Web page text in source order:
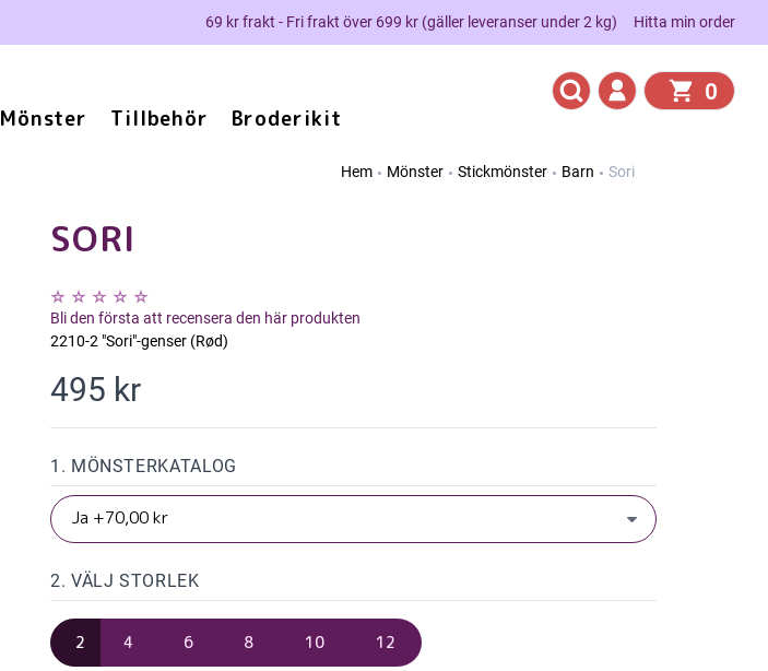
69 kr frakt - Fri frakt över 699 kr (gäller leveranser under 2 kg) Hitta min order
Mönster Tillbehör Broderikit
0
Hem Mönster Stickmönster Barn Sori
SORI
Bli den första att recensera den här produkten
2210-2 "Sori"-genser (Rød)
495 kr
1. MÖNSTERKATALOG
2. VÄLJ STORLEK
2 4 6 8 10 12